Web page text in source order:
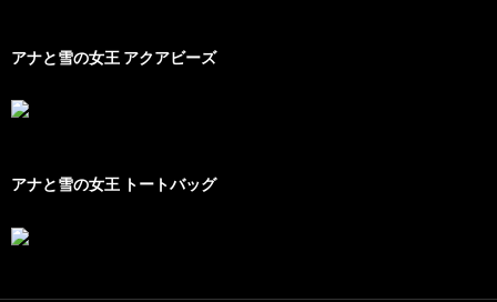
アナと雪の女王 アクアビーズ
アナと雪の女王 トートバッグ